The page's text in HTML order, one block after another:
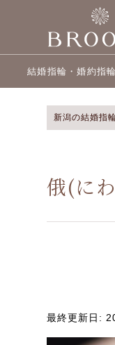
結婚指輪・婚約指輪
新潟の結婚指
俄(に
最終更新日: